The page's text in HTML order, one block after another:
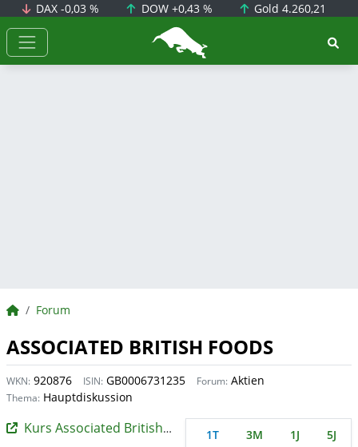
DAX-0,03 % DOW +0,43 % Gold4.260,21
BörsenNEWS.de
BörsenNEWS.de
Forum
ASSOCIATED BRITISH FOODS
WKN: 920876 ISIN: GB0006731235 Forum: Aktien
Thema: Hauptdiskussion
Kurs Associated British Foods 1T 3M 1J 5J